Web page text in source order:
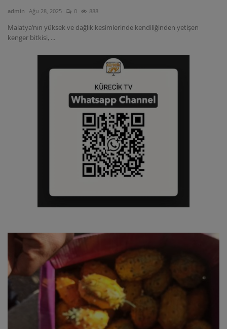
admin Ağu 28, 2025 0 888
Malatya’nın yüksek ve dağlık kesimlerinde kendiliğinden yetişen
kenger bitkisi, ...